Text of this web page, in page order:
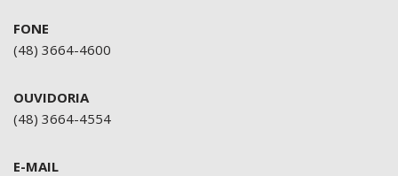
FONE
(48) 3664-4600
OUVIDORIA
(48) 3664-4554
E-MAIL